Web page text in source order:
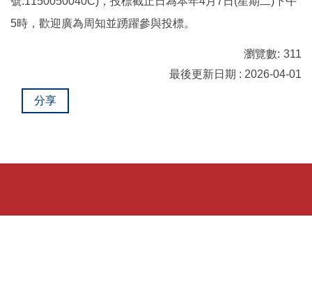
5時，歡迎廣為周知並踴躍參與投標。
瀏覽數: 311
最後更新日期 : 2026-04-01
分享